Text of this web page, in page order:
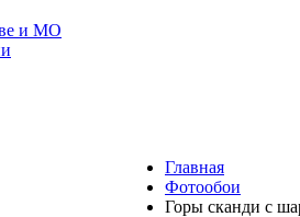
и МО
Главная
Фотообои
Горы сканди с